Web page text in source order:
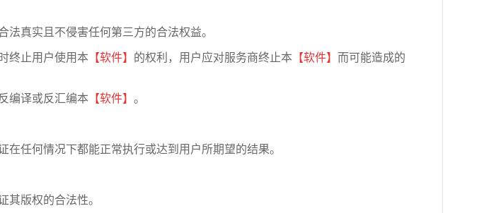
真实且不侵害任何第三方的合法权益。
终止用户使用本 【软件】 的权利，用户应对服务商终止本 【软件】 而可能造成的
编译或反汇编本 【软件】 。
在任何情况下都能正常执行或达到用户所期望的结果。
其版权的合法性。